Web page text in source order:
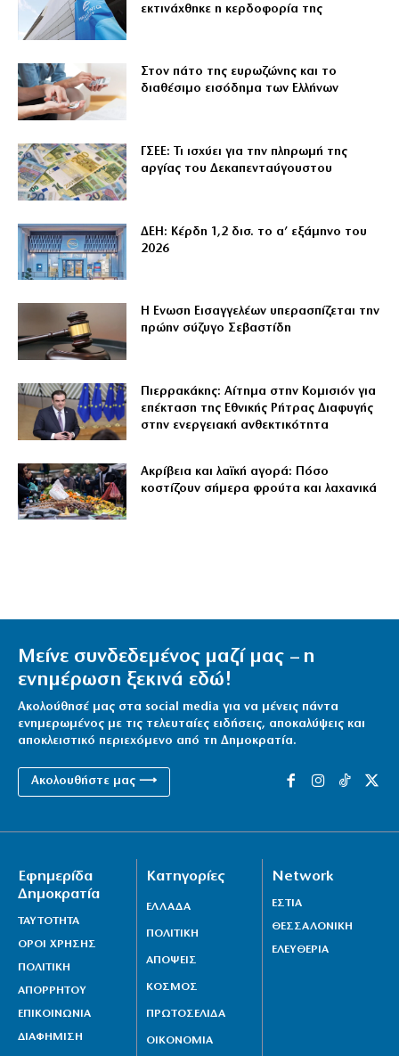
εκτινάχθηκε η κερδοφορία της
Στον πάτο της ευρωζώνης και το
διαθέσιμο εισόδημα των Ελλήνων
ΓΣΕΕ: Τι ισχύει για την πληρωμή της
αργίας του Δεκαπενταύγουστου
ΔΕΗ: Κέρδη 1,2 δισ. το α’ εξάμηνο του
2026
Η Ενωση Εισαγγελέων υπερασπίζεται την
πρώην σύζυγο Σεβαστίδη
Πιερρακάκης: Αίτημα στην Κομισιόν για
επέκταση της Εθνικής Ρήτρας Διαφυγής
στην ενεργειακή ανθεκτικότητα
Ακρίβεια και λαϊκή αγορά: Πόσο
κοστίζουν σήμερα φρούτα και λαχανικά
Μείνε συνδεδεμένος μαζί μας – η
ενημέρωση ξεκινά εδώ!
Ακολούθησέ μας στα social media για να μένεις πάντα
ενημερωμένος με τις τελευταίες ειδήσεις, αποκαλύψεις και
αποκλειστικό περιεχόμενο από τη Δημοκρατία.
Ακολουθήστε μας ⟶
Εφημερίδα
Δημοκρατία
ΤΑΥΤΟΤΗΤΑ
ΟΡΟΙ ΧΡΗΣΗΣ
ΠΟΛΙΤΙΚΗ
ΑΠΟΡΡΗΤΟΥ
ΕΠΙΚΟΙΝΩΝΙΑ
ΔΙΑΦΗΜΙΣΗ
Κατηγορίες
ΕΛΛΑΔΑ
ΠΟΛΙΤΙΚΗ
ΑΠΟΨΕΙΣ
ΚΟΣΜΟΣ
ΠΡΩΤΟΣΕΛΙΔΑ
ΟΙΚΟΝΟΜΙΑ
Network
ΕΣΤΙΑ
ΘΕΣΣΑΛΟΝΙΚΗ
ΕΛΕΥΘΕΡΙΑ